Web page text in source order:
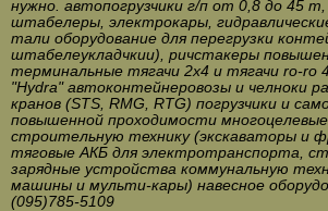
нужно. автопогрузчики г/п от 0,8 до 45 т,
штабелеры, электрокары,
тали оборудование для перегрузки
штабелеукладчкии), ричстакеры
терминальные тягачи 2x4 и тягачи ro-ro
"Hydra" автоконтейнеровозы и челноки
кранов (STS, RMG, RTG) погрузчики и
повышенной проходимости многоцелевые
строительную технику (экскаваторы и
тяговые АКБ для электротранспорта,
зарядные устройства коммунальную
машины и мульти-кары) навесное
(095)785-5109